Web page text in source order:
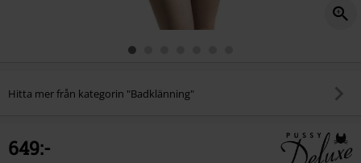
Hitta mer från kategorin "Badklänning"
649:-